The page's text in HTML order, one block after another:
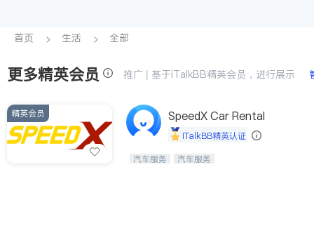
会计师Surrey
Port Coquitlam
Victoria
New Westminster
Langley
Port Moody
Maple Ridge
Kelowna
首页 生活 全部
更多精英会员 推广 | 基于iTalkBB精英会员，进行展示
精英会员 SpeedX Car Rental
iTalkBB精英认证
【SpeedX私家车代理租赁】出租您的
汽车服务 汽车服务